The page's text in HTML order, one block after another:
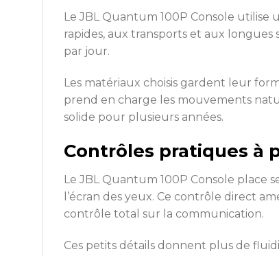
Le JBL Quantum 100P Console
rapides, aux transports et aux
par jour.
Les matériaux choisis gardent leur
prend en charge les mouvements
solide pour plusieurs années.
Contrôles pratiques à
Le JBL Quantum 100P Console place
l’écran des yeux. Ce contrôle direct
contrôle total sur la communication.
Ces petits détails donnent plus de